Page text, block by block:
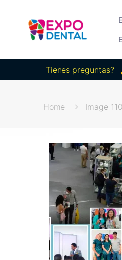
Tienes preguntas?
Home Image_110